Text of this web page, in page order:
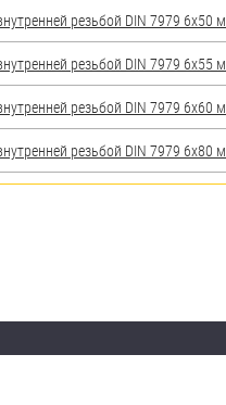
резьбой DIN 7979 6х50
резьбой DIN 7979 6х55
резьбой DIN 7979 6х60
резьбой DIN 7979 6х80